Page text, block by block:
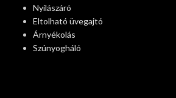
Nyílászáró
Eltolható üvegajtó
Árnyékolás
Szúnyogháló